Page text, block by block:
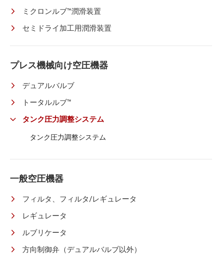
ミクロンルブ™潤滑装置
セミドライ加工用潤滑装置
プレス機械向け空圧機器
デュアルバルブ
トータルルブ™
タンク圧力調整システム
タンク圧力調整システム
一般空圧機器
フィルタ、フィルタ/レギュレータ
レギュレータ
ルブリケータ
方向制御弁（デュアルバルブ以外）